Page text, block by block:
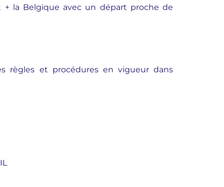
+ la Belgique avec un départ proche de
règles et procédures en vigueur dans